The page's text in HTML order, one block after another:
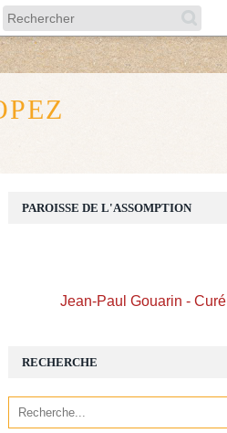
RECHERCHE
PAROISSE DE L'ASSOMPTION
Jean-Paul Gouarin - Curé